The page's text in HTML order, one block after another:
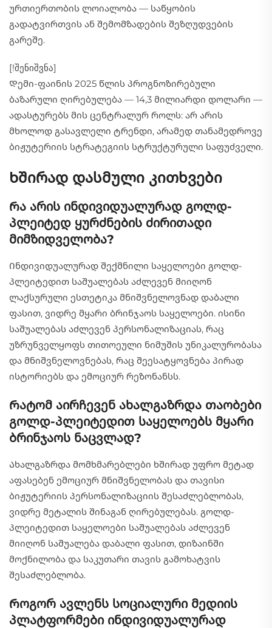
ურთიერთობის ლოიალობა — საწყობის
გადატვირთვის ან შემომზადების შეზღუდვების
გარეშე.
[!შენიშვნა]
Დემი-ფაინის 2025 წლის პროგნოზირებული
ბაზარული ღირებულება — 14,3 მილიარდი დოლარი —
ადასტურებს მის ცენტრალურ როლს: არ არის
მხოლოდ გასავლელი ტრენდი, არამედ თანამედროვე
ბიჟუტერიის სტრატეგიის სტრუქტურული საფუძველი.
Ხშირად დასმული კითხვები
Რა არის ინდივიდუალურად გოლდ-
პლეიტედ ყურძნების ძირითადი
მიმზიდველობა?
Ინდივიდუალურად შექმნილი საყელოები გოლდ-
პლეიტედით საშუალებას აძლევენ მიიღონ
ლაქსურული ესთეტიკა მნიშვნელოვნად დაბალი
ფასით, ვიდრე მყარი ბრინჯაოს საყელოები. ისინი
საშუალებას აძლევენ პერსონალიზაციას, რაც
უზრუნველყოფს თითოეული ნიმუშის უნიკალურობასა
და მნიშვნელოვნებას, რაც შეესატყოვნება პირად
ისტორიებს და ემოციურ რეზონანსს.
Რატომ აირჩევენ ახალგაზრდა თაობები
გოლდ-პლეიტედით საყელოებს მყარი
ბრინჯაოს ნაცვლად?
Ახალგაზრდა მომხმარებლები ხშირად უფრო მეტად
აფასებენ ემოციურ მნიშვნელობას და თავისი
ბიჟუტერიის პერსონალიზაციის შესაძლებლობას,
ვიდრე მეტალის შინაგან ღირებულებას. გოლდ-
პლეიტედით საყელოები საშუალებას აძლევენ
მიიღონ საშუალება დაბალი ფასით, დიზაინში
მოქნილობა და საკუთარი თავის გამოხატვის
შესაძლებლობა.
Როგორ ავლენს სოციალური მედიის
პლატფორმები ინდივიდუალურად